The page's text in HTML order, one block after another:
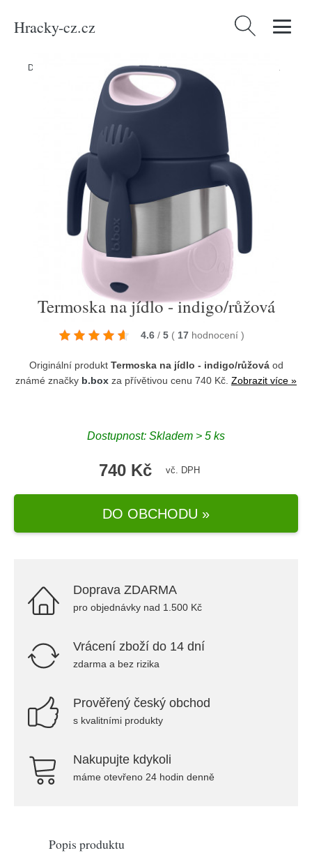
Hracky-cz.cz Vyhledávání
Domů Média/Knihy/Termoska na jídlo - indigo/růžová
Termoska na jídlo - indigo/růžová
4.6 / 5 ( 17 hodnocení )
Originální produkt Termoska na jídlo - indigo/růžováod
známé značky b.box za přívětivou cenu 740 Kč. Zobrazit více »
Dostupnost: Skladem > 5 ks
740 Kč vč. DPH
DO OBCHODU »
Doprava ZDARMA
pro objednávky nad 1.500 Kč
Vrácení zboží do 14 dní
zdarma a bez rizika
Prověřený český obchod
s kvalitními produkty
Nakupujte kdykoli
máme otevřeno 24 hodin denně
Popis produktu